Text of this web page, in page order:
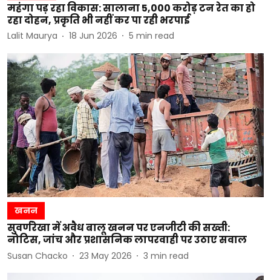
महंगा पड़ रहा विकास: सालाना 5,000 करोड़ टन रेत का हो
रहा दोहन, प्रकृति भी नहीं कर पा रही भरपाई
Lalit Maurya 18 Jun 2026 5 min read
खनन
सुवर्णरेखा में अवैध बालू खनन पर एनजीटी की सख्ती:
नोटिस, जांच और प्रशासनिक लापरवाही पर उठाए सवाल
Susan Chacko 23 May 2026 3 min read